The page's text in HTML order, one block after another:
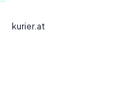
kurier.at